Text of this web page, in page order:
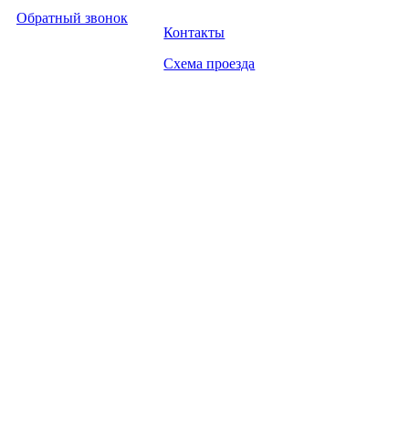
Обратный звонок
Контакты
Схема проезда